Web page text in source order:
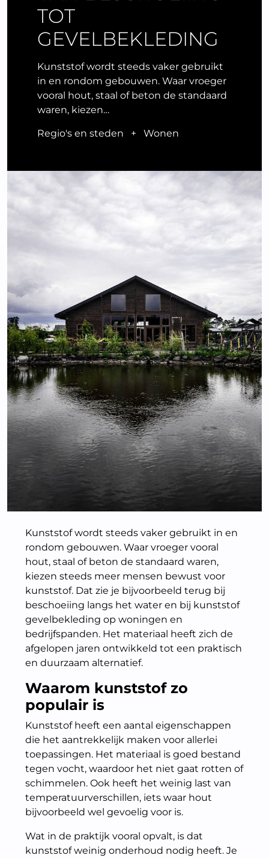
TOT
GEVELBEKLEDING
Kunststof wordt steeds vaker gebruikt
in en rondom gebouwen. Waar vroeger
vooral hout, staal of beton de standaard
waren, kiezen…
Regio's en steden + Wonen
Kunststof wordt steeds vaker gebruikt in en
rondom gebouwen. Waar vroeger vooral
hout, staal of beton de standaard waren,
kiezen steeds meer mensen bewust voor
kunststof. Dat zie je bijvoorbeeld terug bij
beschoeiing langs het water en bij kunststof
gevelbekleding op woningen en
bedrijfspanden. Het materiaal heeft zich de
afgelopen jaren ontwikkeld tot een praktisch
en duurzaam alternatief.
Waarom kunststof zo
populair is
Kunststof heeft een aantal eigenschappen
die het aantrekkelijk maken voor allerlei
toepassingen. Het materiaal is goed bestand
tegen vocht, waardoor het niet gaat rotten of
schimmelen. Ook heeft het weinig last van
temperatuurverschillen, iets waar hout
bijvoorbeeld wel gevoelig voor is.
Wat in de praktijk vooral opvalt, is dat
kunststof weinig onderhoud nodig heeft. Je